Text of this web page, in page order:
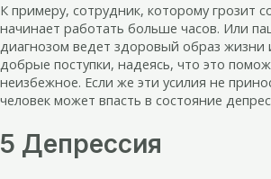
К примеру, сотрудник, которому грозит
начинает работать больше часов. Или
диагнозом ведет здоровый образ жизни
добрые поступки, надеясь, что это
неизбежное. Если же эти усилия не
человек может впасть в состояние
5 Депрессия